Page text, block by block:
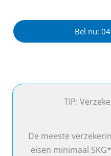
TIP:
De meeste
eisen minimaal
Bel nu: